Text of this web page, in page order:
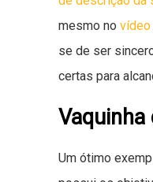
mesmo no vídeo
se de ser
certas para
Vaquinha
Um ótimo